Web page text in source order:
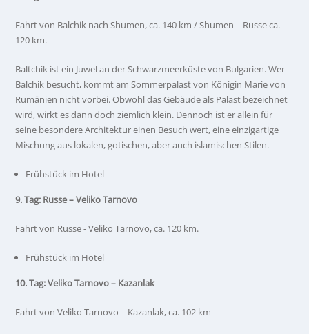
Fahrt von Balchik nach Shumen, ca. 140 km / Shumen – Russe ca.
120 km.
Baltchik ist ein Juwel an der Schwarzmeerküste von Bulgarien. Wer
Balchik besucht, kommt am Sommerpalast von Königin Marie von
Rumänien nicht vorbei. Obwohl das Gebäude als Palast bezeichnet
wird, wirkt es dann doch ziemlich klein. Dennoch ist er allein für
seine besondere Architektur einen Besuch wert, eine einzigartige
Mischung aus lokalen, gotischen, aber auch islamischen Stilen.
Frühstück im Hotel
9. Tag: Russe – Veliko Tarnovo
Fahrt von Russe - Veliko Tarnovo, ca. 120 km.
Frühstück im Hotel
10. Tag: Veliko Tarnovo – Kazanlak
Fahrt von Veliko Tarnovo – Kazanlak, ca. 102 km